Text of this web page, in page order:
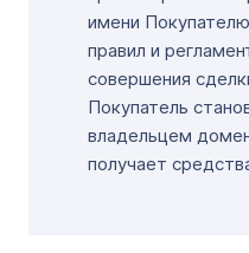
имени
правил и
совершения
Покупатель
владельцем
получает